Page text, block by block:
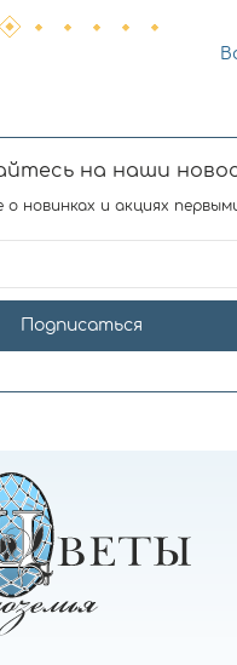
на наши
о новинках и акциях
Подписаться